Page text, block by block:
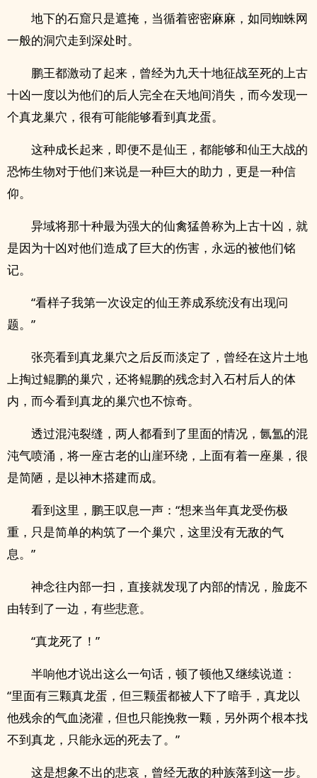
地下的石窟只是遮掩，当循着密密麻麻，如同蜘蛛网
一般的洞穴走到深处时。
鹏王都激动了起来，曾经为九天十地征战至死的上古
十凶一度以为他们的后人完全在天地间消失，而今发现一
个真龙巢穴，很有可能能够看到真龙蛋。
这种成长起来，即便不是仙王，都能够和仙王大战的
恐怖生物对于他们来说是一种巨大的助力，更是一种信
仰。
异域将那十种最为强大的仙禽猛兽称为上古十凶，就
是因为十凶对他们造成了巨大的伤害，永远的被他们铭
记。
“看样子我第一次设定的仙王养成系统没有出现问
题。”
张亮看到真龙巢穴之后反而淡定了，曾经在这片土地
上掏过鲲鹏的巢穴，还将鲲鹏的残念封入石村后人的体
内，而今看到真龙的巢穴也不惊奇。
透过混沌裂缝，两人都看到了里面的情况，氤氲的混
沌气喷涌，将一座古老的山崖环绕，上面有着一座巢，很
是简陋，是以神木搭建而成。
看到这里，鹏王叹息一声：“想来当年真龙受伤极
重，只是简单的构筑了一个巢穴，这里没有无敌的气
息。”
神念往内部一扫，直接就发现了内部的情况，脸庞不
由转到了一边，有些悲意。
“真龙死了！”
半响他才说出这么一句话，顿了顿他又继续说道：
“里面有三颗真龙蛋，但三颗蛋都被人下了暗手，真龙以
他残余的气血浇灌，但也只能挽救一颗，另外两个根本找
不到真龙，只能永远的死去了。”
这是想象不出的悲哀，曾经无敌的种族落到这一步。